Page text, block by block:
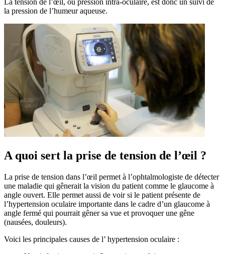
la pression de l’humeur aqueuse.
A quoi sert la prise de tension de l’œil ?
La prise de tension dans l’œil permet à l’ophtalmologiste de détecter
une maladie qui gênerait la vision du patient comme le glaucome à
angle ouvert. Elle permet aussi de voir si le patient présente de
l’hypertension oculaire importante dans le cadre d’un glaucome à
angle fermé qui pourrait gêner sa vue et provoquer une gêne
(nausées, douleurs).
Voici les principales causes de l’ hypertension oculaire :